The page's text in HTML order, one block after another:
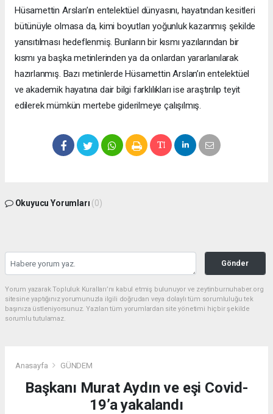
Hüsamettin Arslan’ın entelektüel dünyasını, hayatından kesitleri
bütünüyle olmasa da, kimi boyutları yoğunluk kazanmış şekilde
yansıtılması hedeflenmiş. Bunların bir kısmı yazılarından bir
kısmı ya başka metinlerinden ya da onlardan yararlanılarak
hazırlanmış. Bazı metinlerde Hüsamettin Arslan’ın entelektüel
ve akademik hayatına dair bilgi farklılıkları ise araştırılıp teyit
edilerek mümkün mertebe giderilmeye çalışılmış.
Okuyucu Yorumları (0)
Gönder
Yorum yazarak Topluluk Kuralları’nı kabul etmiş bulunuyor ve zeytinburnuhaber.org
sitesine yaptığınız yorumunuzla ilgili doğrudan veya dolaylı tüm sorumluluğu tek
başınıza üstleniyorsunuz. Yazılan tüm yorumlardan site yönetimi hiçbir şekilde
sorumlu tutulamaz.
Anasayfa GÜNDEM
Başkanı Murat Aydın ve eşi Covid-
19’a yakalandı